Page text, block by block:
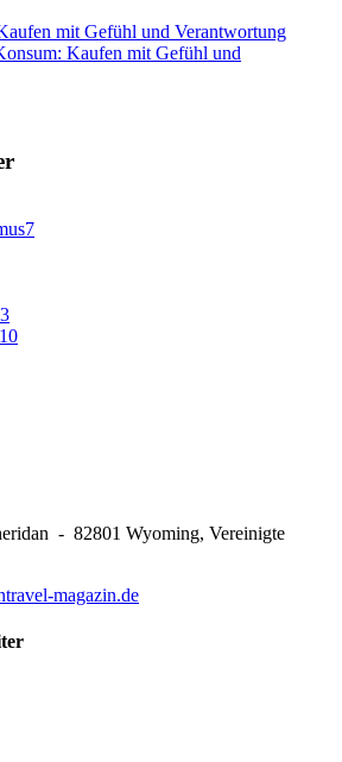
Kaufen mit Gefühl und
7
3
10
- 82801 Wyoming, Vereinigte
magazin.de